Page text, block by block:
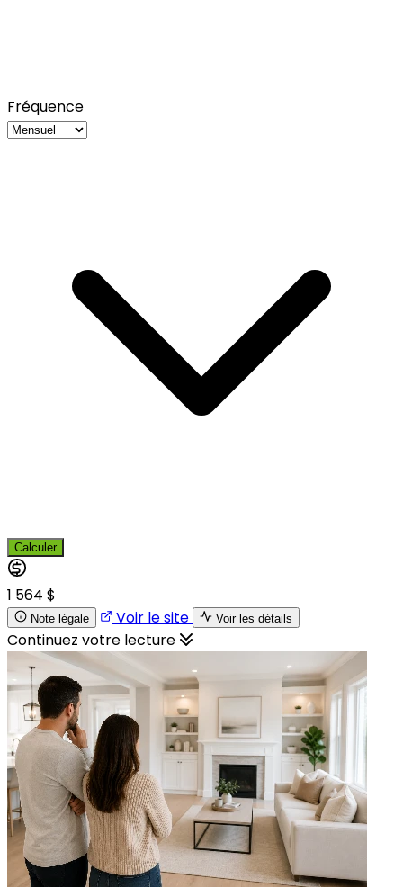
Fréquence
Calculer
1 564 $
Note légale Voir le site Voir les détails
Continuez votre lecture